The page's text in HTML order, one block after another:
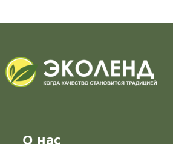
О нас